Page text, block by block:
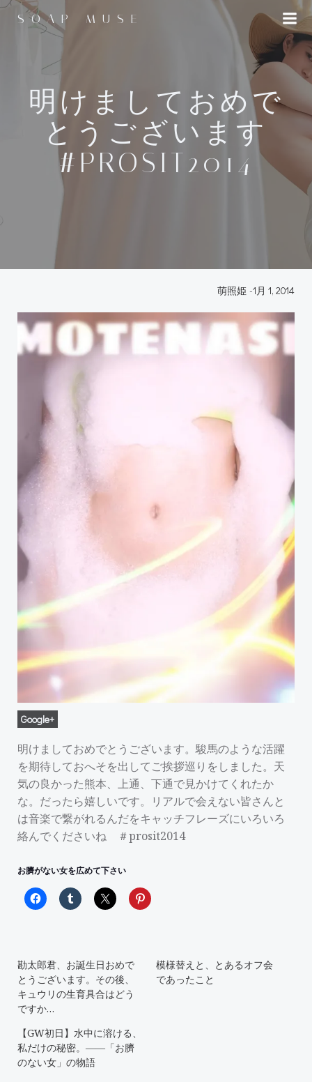
へ
キ
ッ
プ
SOAP MUSE
明けましておめで
とうございます
#PROSIT2014
萌照姫 -1月 1, 2014
Google+
明けましておめでとうございます。駿馬のような活躍
を期待しておへそを出してご挨拶巡りをしました。天
気の良かった熊本、上通、下通で見かけてくれたか
な。だったら嬉しいです。リアルで会えない皆さんと
は音楽で繋がれるんだをキャッチフレーズにいろいろ
絡んでくださいね ＃‎prosit2014
お臍がない女を広めて下さい
勘太郎君、お誕生日おめで
とうございます。その後、
キュウリの生育具合はどう
ですか…
模様替えと、とあるオフ会
であったこと
【GW初日】水中に溶ける、
私だけの秘密。――「お臍
のない女」の物語